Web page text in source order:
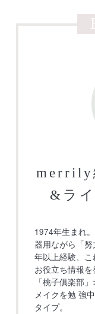
merrily
&ラ
1974年生まれ
器用ながら「
年以上経験、
お役立ち情報
「桃子俱楽部
メイクを勉 強
タイプ。